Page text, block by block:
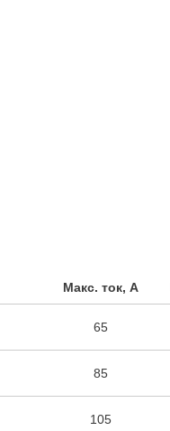
Макс. ток, А
65
85
105